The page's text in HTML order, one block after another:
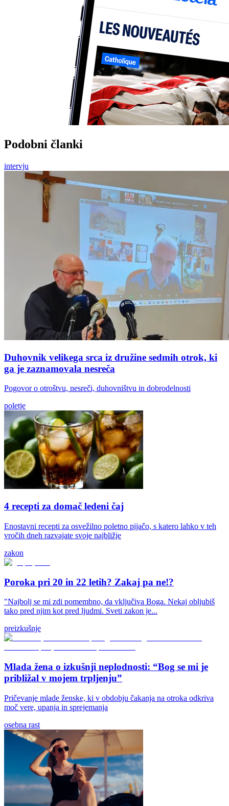
Podobni članki
intervju
Duhovnik velikega srca iz družine sedmih otrok, ki
ga je zaznamovala nesreča
Pogovor o otroštvu, nesreči, duhovništvu in dobrodelnosti
poletje
4 recepti za domač ledeni čaj
Enostavni recepti za osvežilno poletno pijačo, s katero lahko v teh
vročih dneh razvajate svoje najbližje
zakon
Poroka pri 20 in 22 letih? Zakaj pa ne!?
"Najbolj se mi zdi pomembno, da vključiva Boga. Nekaj obljubiš
tako pred njim kot pred ljudmi. Sveti zakon je...
preizkušnje
Mlada žena o izkušnji neplodnosti: “Bog se mi je
približal v mojem trpljenju”
Pričevanje mlade ženske, ki v obdobju čakanja na otroka odkriva
moč vere, upanja in sprejemanja
osebna rast